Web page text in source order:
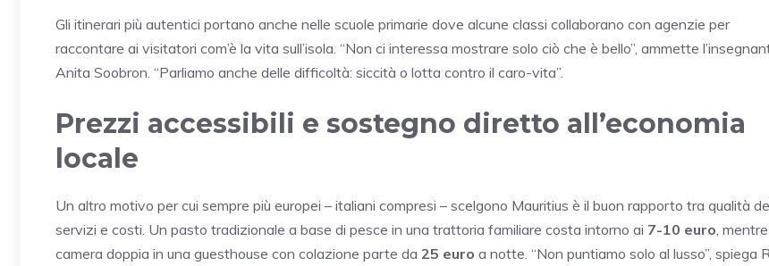
Gli itinerari più autentici portano anche nelle scuole primarie dove alcune classi collaborano con agenzie per
raccontare ai visitatori com’è la vita sull’isola. “Non ci interessa mostrare solo ciò che è bello”, ammette
Anita Soobron. “Parliamo anche delle difficoltà: siccità o lotta contro il caro-vita”.
Prezzi accessibili e sostegno diretto all’economia
locale
Un altro motivo per cui sempre più europei – italiani compresi – scelgono Mauritius è il buon rapporto tra qualità
servizi e costi. Un pasto tradizionale a base di pesce in una trattoria familiare costa intorno ai 7-10 euro ,
camera doppia in una guesthouse con colazione parte da 25 euro a notte. “Non puntiamo solo al lusso”, spiega